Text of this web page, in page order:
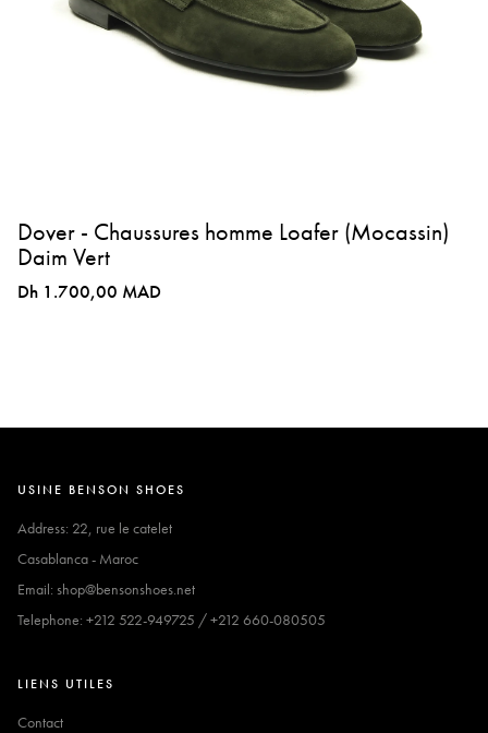
Dover - Chaussures homme Loafer (Mocassin)
Daim Vert
Dh 1.700,00 MAD
USINE BENSON SHOES
Address: 22, rue le catelet
Casablanca - Maroc
Email: shop@bensonshoes.net
Telephone: +212 522-949725 / +212 660-080505
LIENS UTILES
Contact